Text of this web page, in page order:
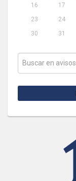
16
17
23
24
30
31